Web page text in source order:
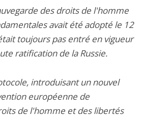
des droits de l'homme
avait été adopté le 12
toujours pas entré en vigueur
ratification de la Russie.
introduisant un nouvel
européenne de
de l'homme et des libertés